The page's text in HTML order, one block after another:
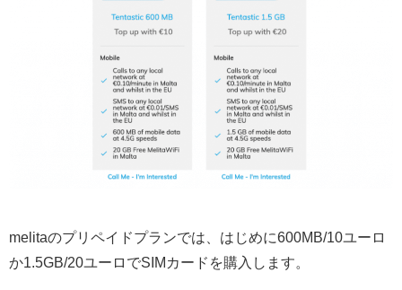
melitaのプリペイドプランでは、はじめに600MB/10ユーロ
か1.5GB/20ユーロでSIMカードを購入します。